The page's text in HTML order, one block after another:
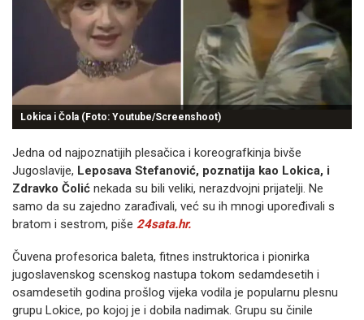
Lokica i Čola (Foto: Youtube/Screenshoot)
Jedna od najpoznatijih plesačica i koreografkinja bivše
Jugoslavije, Leposava Stefanović, poznatija kao Lokica, i
Zdravko Čolić nekada su bili veliki, nerazdvojni prijatelji. Ne
samo da su zajedno zarađivali, već su ih mnogi upoređivali s
bratom i sestrom, piše 24sata.hr.
Čuvena profesorica baleta, fitnes instruktorica i pionirka
jugoslavenskog scenskog nastupa tokom sedamdesetih i
osamdesetih godina prošlog vijeka vodila je popularnu plesnu
grupu Lokice, po kojoj je i dobila nadimak. Grupu su činile